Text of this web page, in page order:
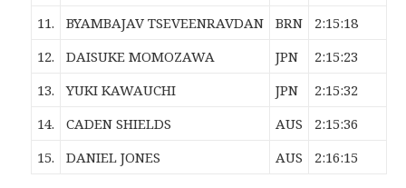
11.
BYAMBAJAV TSEVEENRAVDAN BRN
2:15:18
12.
DAISUKE MOMOZAWA JPN
2:15:23
13.
YUKI KAWAUCHI JPN
2:15:32
14.
CADEN SHIELDS AUS
2:15:36
15.
DANIEL JONES AUS 2:16:15